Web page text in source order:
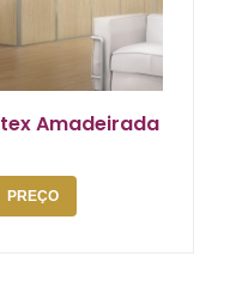
Amadeirada
PREÇO